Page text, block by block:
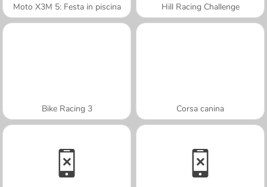
Moto X3M 5: Festa in piscina Hill Racing Challenge
Bike Racing 3 Corsa canina